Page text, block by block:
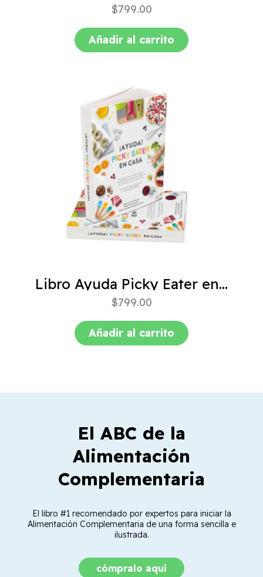
$799.00
Añadir al carrito
Libro Ayuda Picky Eater en casa
$799.00
Añadir al carrito
El ABC de la
Alimentación
Complementaria
El libro #1 recomendado por expertos para iniciar la
Alimentación Complementaria de una forma sencilla e
ilustrada.
cómpralo aquí